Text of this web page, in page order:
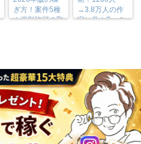
ぎ方！案件5種
や撮影許可の取
→3.8万人の作
家に学ぶ7つの